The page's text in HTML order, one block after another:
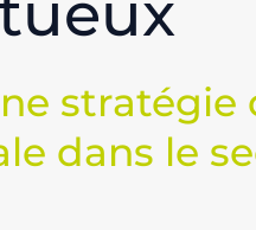
dans le